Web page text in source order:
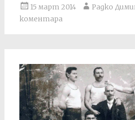
15 март 2014 Радко
коментара